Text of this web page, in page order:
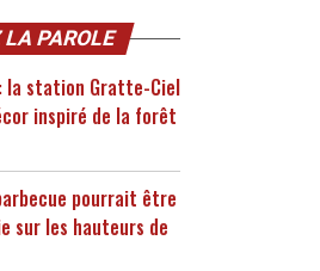
LA PAROLE
la station Gratte-Ciel
inspiré de la forêt
pourrait être
sur les hauteurs de